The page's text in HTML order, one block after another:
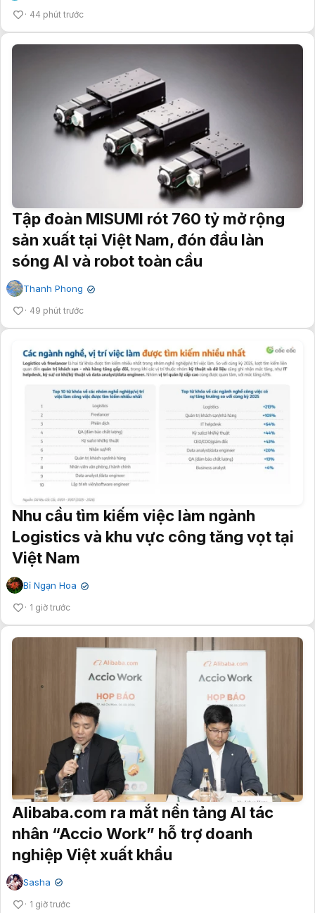
44 phút trước
Tập đoàn MISUMI rót 760 tỷ mở rộng
sản xuất tại Việt Nam, đón đầu làn
sóng AI và robot toàn cầu
Thanh Phong ✔
49 phút trước
Nhu cầu tìm kiếm việc làm ngành
Logistics và khu vực công tăng vọt tại
Việt Nam
Bỉ Ngạn Hoa ✔
1 giờ trước
Alibaba.com ra mắt nền tảng AI tác
nhân “Accio Work” hỗ trợ doanh
nghiệp Việt xuất khẩu
Sasha ✔
1 giờ trước